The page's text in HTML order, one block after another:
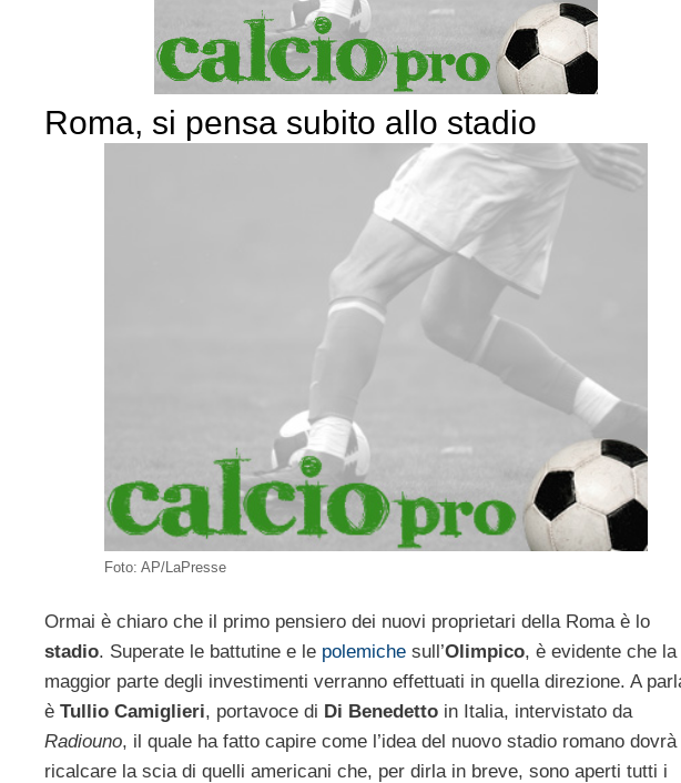
Roma, si pensa subito allo stadio
Foto: AP/LaPresse
Ormai è chiaro che il primo pensiero dei nuovi proprietari della Roma è lo
stadio. Superate le battutine e le polemiche sull’Olimpico, è evidente che la
maggior parte degli investimenti verranno effettuati in quella direzione. A
è Tullio Camiglieri, portavoce di Di Benedetto in Italia, intervistato da
Radiouno, il quale ha fatto capire come l’idea del nuovo stadio romano dovrà
ricalcare la scia di quelli americani che, per dirla in breve, sono aperti tutti i